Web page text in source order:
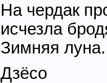
На чердак
исчезла
Зимняя луна.
Дзёсо